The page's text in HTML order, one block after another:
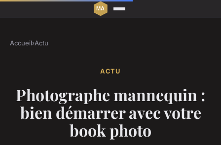
Accueil›Actu
ACTU
Photographe mannequin :
bien démarrer avec votre
book photo